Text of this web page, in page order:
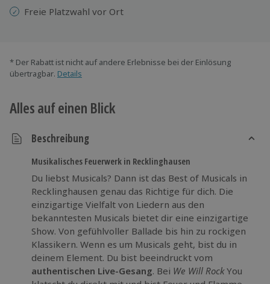
Freie Platzwahl vor Ort
* Der Rabatt ist nicht auf andere Erlebnisse bei der Einlösung
übertragbar. Details
Alles auf einen Blick
Beschreibung
Musikalisches Feuerwerk in Recklinghausen
Du liebst Musicals? Dann ist das Best of Musicals in
Recklinghausen genau das Richtige für dich. Die
einzigartige Vielfalt von Liedern aus den
bekanntesten Musicals bietet dir eine einzigartige
Show. Von gefühlvoller Ballade bis hin zu rockigen
Klassikern. Wenn es um Musicals geht, bist du in
deinem Element. Du bist beeindruckt vom
authentischen Live-Gesang. Bei We Will RockYou